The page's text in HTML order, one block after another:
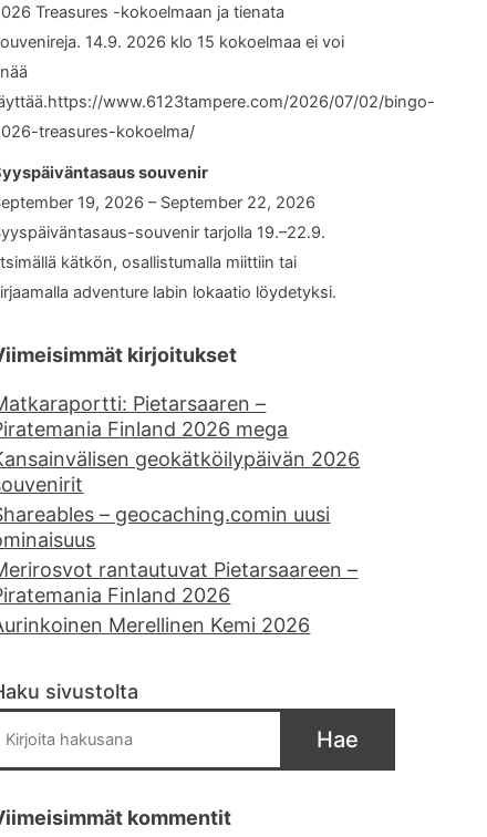
Treasures -kokoelmaan ja tienata
14.9. 2026 klo 15 kokoelmaa ei voi
www.6123tampere.com/2026/07/02/bingo-
treasures-kokoelma/
souvenir
19, 2026 – September 22, 2026
souvenir tarjolla 19.–22.9.
kätkön, osallistumalla miittiin tai
adventure labin lokaatio löydetyksi.
kirjoitukset
Pietarsaaren –
Finland 2026 mega
geokätköilypäivän 2026
– geocaching.comin uusi
rantautuvat Pietarsaareen –
Finland 2026
Merellinen Kemi 2026
sivustolta
Hae
kommentit